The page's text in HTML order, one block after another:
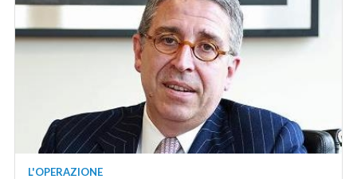
L'OPERAZIONE